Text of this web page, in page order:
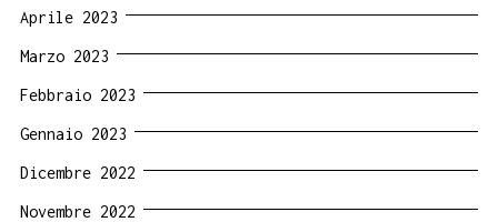
Aprile 2023
Marzo 2023
Febbraio 2023
Gennaio 2023
Dicembre 2022
Novembre 2022